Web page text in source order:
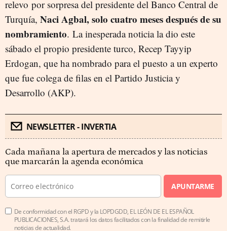
relevo por sorpresa del presidente del Banco Central de
Turquía, Naci Agbal, solo cuatro meses después de su
nombramiento. La inesperada noticia la dio este
sábado el propio presidente turco, Recep Tayyip
Erdogan, que ha nombrado para el puesto a un experto
que fue colega de filas en el Partido Justicia y
Desarrollo (AKP).
NEWSLETTER - INVERTIA
Cada mañana la apertura de mercados y las noticias
que marcarán la agenda económica
APUNTARME
De conformidad con el RGPD y la LOPDGDD, EL LEÓN DE EL ESPAÑOL
PUBLICACIONES, S.A. tratará los datos facilitados con la finalidad de remitirle
noticias de actualidad.